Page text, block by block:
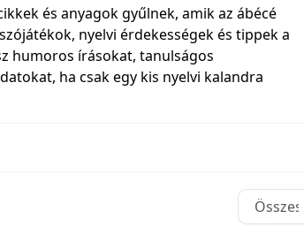
és anyagok gyűlnek, amik az ábécé
nyelvi érdekességek és tippek a
humoros írásokat, tanulságos
ha csak egy kis nyelvi kalandra